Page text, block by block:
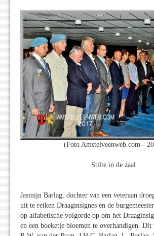
(Foto Amstelveenweb.com -
Stilte in de zaal
Jasmijn Barlag, dochter van een veteraan
uit te reiken Draaginsignes en de
op alfabetische volgorde op om het
en een boeketje bloemen te overhandigen. Dit